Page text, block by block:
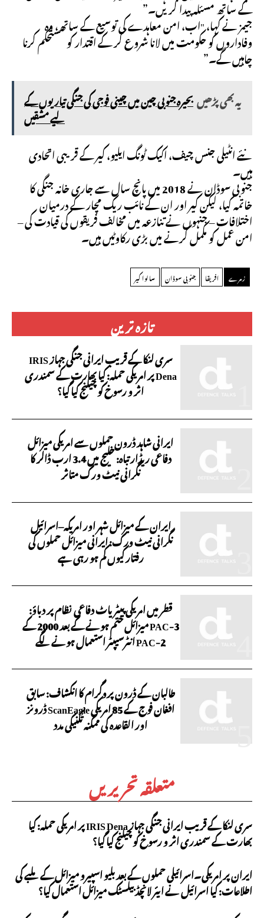
تازہ ترین
سری لنکا کے قریب ایرانی جنگی جہاز IRIS
Dena پر امریکی حملہ: کیا بھارت کے سمندری
اثر و رسوخ کو چیلنج کیا گیا؟
ایرانی شاہد ڈرون حملوں سے امریکی میزائل
دفاعی ریڈار تباہ: خلیج میں 3.4 ارب ڈالر کا
نگرانی نیٹ ورک متاثر
ایران کے میزائل شہر اور امریکہ–اسرائیل
نگرانی نیٹ ورک: ایرانی میزائل حملوں کی
رفتار کیوں کم ہو رہی ہے
قطر میں امریکی پیٹریاٹ دفاعی نظام پر دباؤ:
PAC-3 میزائل ختم ہونے کے بعد 2000 کے
PAC-2 انٹرسیپٹر استعمال ہونے لگے
طالبان کے ڈرون پروگرام کا انکشاف: سابق
افغان فوج کے 85 امریکی ScanEagle ڈرونز
اور القاعدہ کی ممکنہ تکنیکی مدد
متعلقہ تحریریں
سری لنکا کے قریب ایرانی جنگی جہاز IRIS Dena پر امریکی حملہ: کیا
بھارت کے سمندری اثر و رسوخ کو چیلنج کیا گیا؟
ایران پر امریکی۔اسرائیلی حملوں کے بعد بلیو اسپیرو میزائل کے ملبے کی
اطلاعات: کیا اسرائیل نے ایئر لانچڈ بیلسٹک میزائل استعمال کیا؟
کے ساتھ مسئلہ پیدا کریں۔”
جیمز نے کہا، "اب، امن معاہدے کی توسیع کے ساتھ، وہ
وفاداروں کو حکومت میں لانا شروع کر کے اقتدار کو مستحکم کرنا
چاہیں گے۔”
یہ بھی پڑھیںبحیرہ جنوبی چین میں چینی فوجی کی جنگی تیاریوں کے
لیے مشقیں
نئے انٹیلی جنس چیف، اکیک ٹونگ ایلیو، کیر کے قریبی اتحادی
ہیں۔
جنوبی سوڈان نے 2018 میں پانچ سال سے جاری خانہ جنگی کا
خاتمہ کیا، لیکن کیر اور ان کے نائب ریک مچار کے درمیان
اختلافات – جنہوں نے تنازعہ میں مخالف فریقوں کی قیادت کی –
امن عمل کو مکمل کرنے میں بڑی رکاوٹیں ہیں۔
زمرے افریقا جنوبی سوڈان سالوا کیر